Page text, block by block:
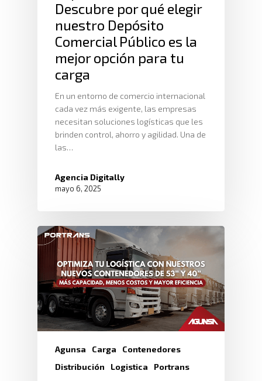
Descubre por qué elegir
nuestro Depósito
Comercial Público es la
mejor opción para tu
carga
En un entorno de comercio internacional
cada vez más exigente, las empresas
necesitan soluciones logísticas que les
brinden control, ahorro y agilidad. Una de
las…
Agencia Digitally
mayo 6, 2025
Agunsa Carga
Contenedores
Distribución
Logistica
Portrans